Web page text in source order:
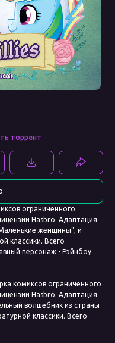
ограниченного
Hasbro. Адаптация
женщины", и
классики. Всего
персонаж - Рэйнбоу
комиксов ограниченного
Hasbro. Адаптация
волшебник из страны
классики. Всего